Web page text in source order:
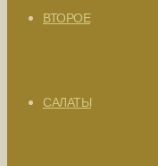
ВТОРОЕ
САЛАТЫ